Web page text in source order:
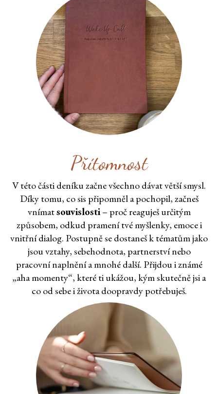
Přítomnost
V této části deníku začne všechno dávat větší smysl.
Díky tomu, co sis připomněl a pochopil, začneš
vnímatsouvislosti– proč reaguješ určitým
způsobem, odkud pramení tvé myšlenky, emoce i
vnitřní dialog. Postupně se dostaneš k tématům jako
jsou vztahy, sebehodnota, partnerství nebo
pracovní naplnění a mnohé další. Přijdou i známé
„aha momenty“, které ti ukážou, kým skutečně jsi a
co od sebe i života doopravdy potřebuješ.